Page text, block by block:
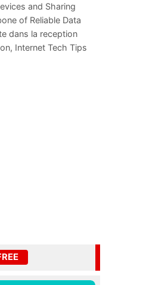
and Sharing
of Reliable Data
dans la reception
Internet Tech Tips